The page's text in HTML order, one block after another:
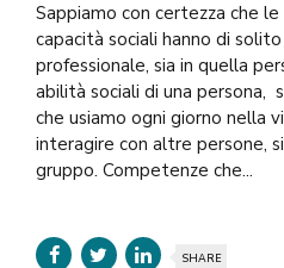
Sappiamo con certezza che
capacità sociali hanno di
professionale, sia in quella
abilità sociali di una persona,
che usiamo ogni giorno nella
interagire con altre persone,
gruppo. Competenze che...
SHARE